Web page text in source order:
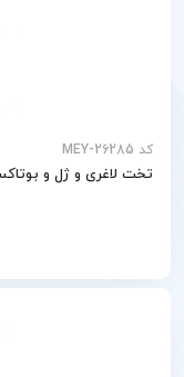
کد MEY-26285
تخت لاغری و ژل و بوتاکس